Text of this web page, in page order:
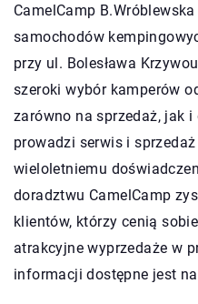
CamelCamp
samochodów
przy ul. Bolesława
szeroki wybór kamperów
zarówno na sprzedaż, jak
prowadzi serwis i
wieloletniemu
doradztwu CamelCamp
klientów, którzy cenią
atrakcyjne wyprzedaże w
informacji dostępne jest